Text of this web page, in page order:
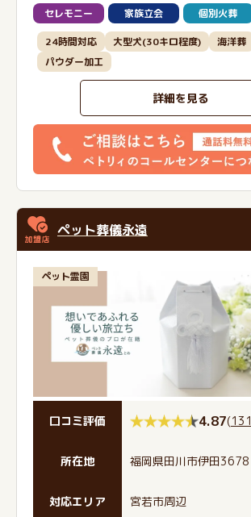
セレモニー 家族立会 個別火葬
24時間対応 大型犬(30キロ程度)
海洋葬
パウダー加工
詳細を見る
ペット葬儀永遠
ペット霊園
口コミ評価 4.87(131
所在地 福岡県田川市伊田3678
対応エリア 宮若市周辺